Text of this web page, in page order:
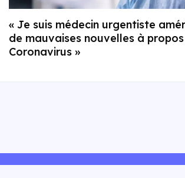
« Je suis médecin urgentiste
de mauvaises nouvelles à
Coronavirus »